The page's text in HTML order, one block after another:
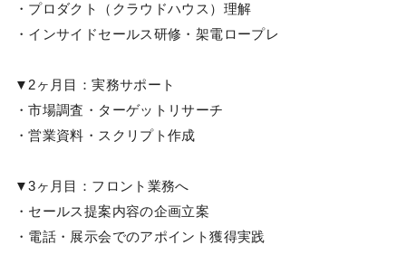
・プロダクト（クラウドハウス）理解
・インサイドセールス研修・架電ロープレ
▼2ヶ月目：実務サポート
・市場調査・ターゲットリサーチ
・営業資料・スクリプト作成
▼3ヶ月目：フロント業務へ
・セールス提案内容の企画立案
・電話・展示会でのアポイント獲得実践